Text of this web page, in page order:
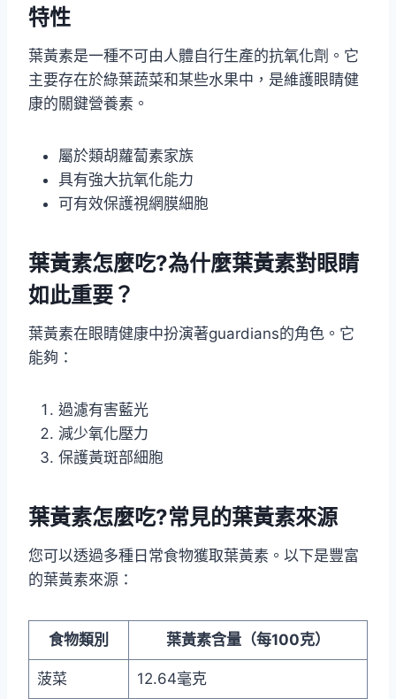
特性
葉黃素是一種不可由人體自行生產的抗氧化劑。它
主要存在於綠葉蔬菜和某些水果中，是維護眼睛健
康的關鍵營養素。
屬於類胡蘿蔔素家族
具有強大抗氧化能力
可有效保護視網膜細胞
葉黃素怎麼吃?為什麼葉黃素對眼睛
如此重要？
葉黃素在眼睛健康中扮演著guardians的角色。它
能夠：
過濾有害藍光
減少氧化壓力
保護黃斑部細胞
葉黃素怎麼吃?常見的葉黃素來源
您可以透過多種日常食物獲取葉黃素。以下是豐富
的葉黃素來源：
食物類別 葉黃素含量（每100克）
菠菜 12.64毫克